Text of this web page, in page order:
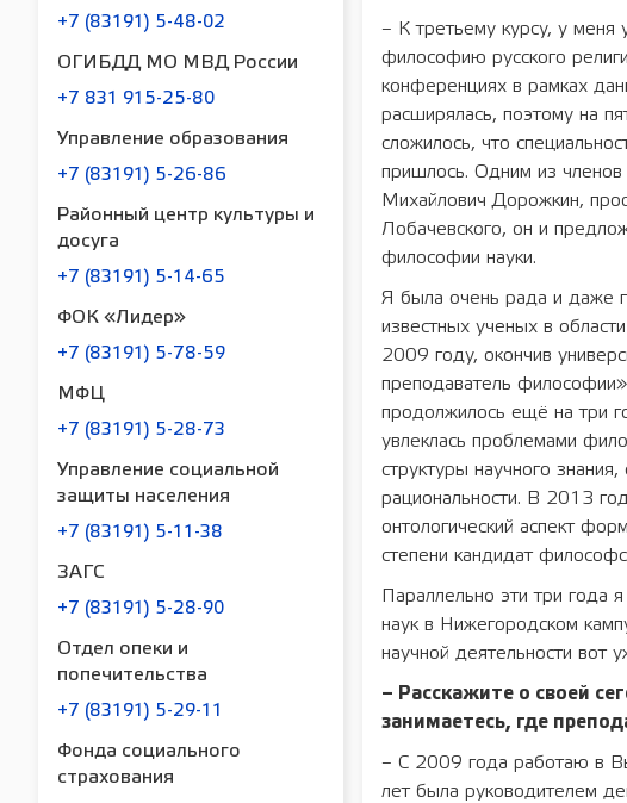
+7 (83191) 5-48-02
ОГИБДД МО МВД России
+7 831 915-25-80
Управление образования
+7 (83191) 5-26-86
Районный центр культуры и
досуга
+7 (83191) 5-14-65
ФОК «Лидер»
+7 (83191) 5-78-59
МФЦ
+7 (83191) 5-28-73
Управление социальной
защиты населения
+7 (83191) 5-11-38
ЗАГС
+7 (83191) 5-28-90
Отдел опеки и
попечительства
+7 (83191) 5-29-11
Фонда социального
страхования
– К третьему курсу, у меня
философию русского
конференциях в рамках
расширялась, поэтому на
сложилось, что
пришлось. Одним из членов
Михайлович Дорожкин,
Лобачевского, он и
философии науки.
Я была очень рада и даже
известных ученых в
2009 году, окончив
преподаватель
продолжилось ещё на три
увлеклась проблемами
структуры научного
рациональности. В 2013
онтологический аспект
степени кандидат
Параллельно эти три года
наук в Нижегородском
научной деятельности вот
– Расскажите о своей
занимаетесь, где
– С 2009 года работаю в
лет была руководителем